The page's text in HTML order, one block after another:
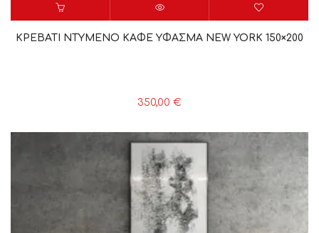
ΚΡΕΒΑΤΙ ΝΤΥΜΕΝΟ ΚΑΦΕ ΥΦΑΣΜΑ NEW YORK 150×200
350,00 €